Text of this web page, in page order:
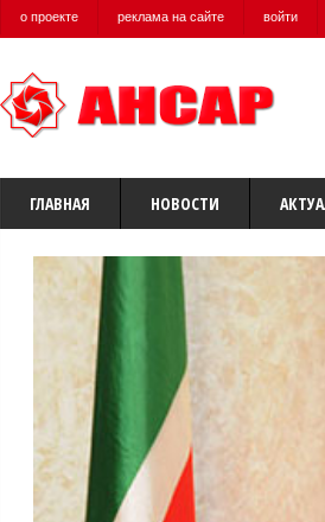
о проекте реклама на сайте войти
ГЛАВНАЯ НОВОСТИ